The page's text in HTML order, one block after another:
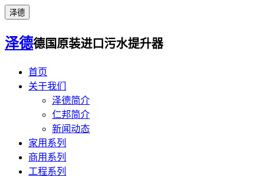
泽德
泽德德国原装进口污水提升器
首页
关于我们
泽德简介
仁邦简介
新闻动态
家用系列
商用系列
工程系列